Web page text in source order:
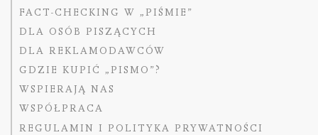
FACT-CHECKING W „PIŚMIE”
DLA OSÓB PISZĄCYCH
DLA REKLAMODAWCÓW
GDZIE KUPIĆ „PISMO”?
WSPIERAJĄ NAS
WSPÓŁPRACA
REGULAMIN I POLITYKA PRYWATNOŚCI